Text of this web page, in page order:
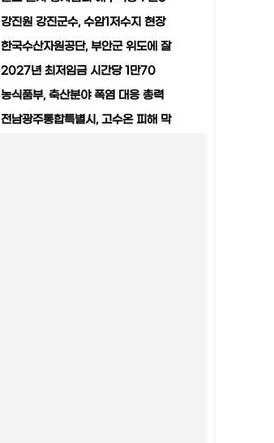
강진원 강진군수, 수암1저수지 현장
한국수산자원공단, 부안군 위도에 잘
2027년 최저임금 시간당 1만70
농식품부, 축산분야 폭염 대응 총력
전남광주통합특별시, 고수온 피해 막